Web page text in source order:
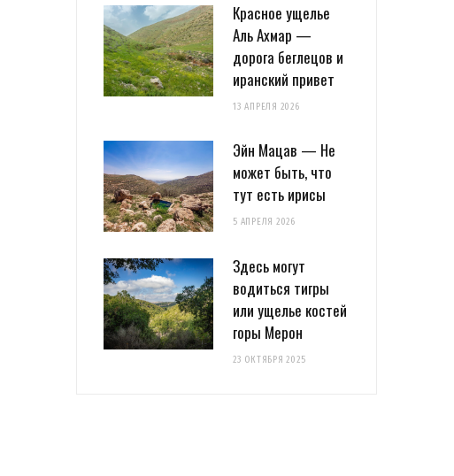
Красное ущелье
Аль Ахмар —
дорога беглецов и
иранский привет
13 АПРЕЛЯ 2026
Эйн Мацав — Не
может быть, что
тут есть ирисы
5 АПРЕЛЯ 2026
Здесь могут
водиться тигры
или ущелье костей
горы Мерон
23 ОКТЯБРЯ 2025